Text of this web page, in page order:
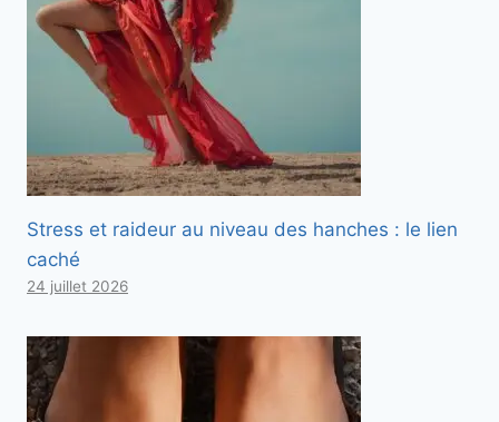
Stress et raideur au niveau des hanches : le lien
caché
24 juillet 2026